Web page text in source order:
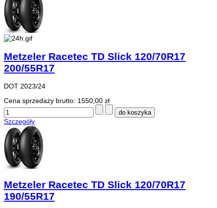
Metzeler Racetec TD Slick 120/70R17
200/55R17
DOT 2023/24
Cena sprzedaży brutto: 1550,00 zł
Szczegóły
Metzeler Racetec TD Slick 120/70R17
190/55R17